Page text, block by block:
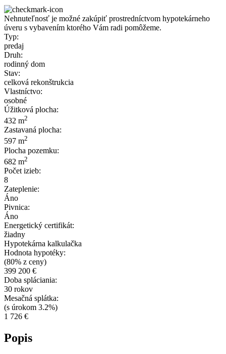
Nehnuteľnosť je možné zakúpiť prostredníctvom hypotekárneho
úveru s vybavením ktorého Vám radi pomôžeme.
Typ:
predaj
Druh:
rodinný dom
Stav:
celková rekonštrukcia
Vlastníctvo:
osobné
Úžitková plocha:
432 m2
Zastavaná plocha:
597 m2
Plocha pozemku:
682 m2
Počet izieb:
8
Zateplenie:
Áno
Pivnica:
Áno
Energetický certifikát:
žiadny
Hypotekárna kalkulačka
Hodnota hypotéky:
(80% z ceny)
399 200 €
Doba spláciania:
30 rokov
Mesačná splátka:
(s úrokom 3.2%)
1 726 €
Popis